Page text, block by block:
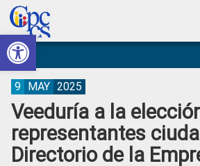
Abrir barra de herramientas
Skip
to
primary
navigation
Skip
to
main
content
Skip
to
primary
sidebar
Skip
to
footer
Consejo
de
Participación
Ciudadana
Control
Construyendo
Poder
Ciudadano
Veeduría a la
representantes
Directorio de la
9 MAY 2025